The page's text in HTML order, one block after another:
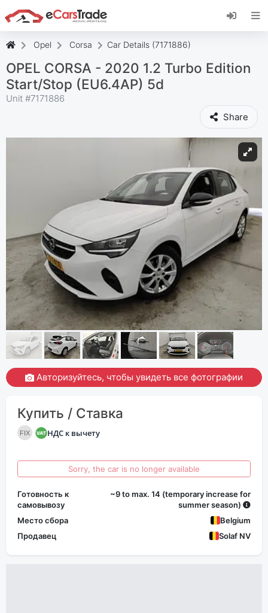
Установите веб-приложение eCarsTrade,
добавьте его на главный экран и получайте
Opel Corsa Car Details (7171886)
OPEL CORSA - 2020 1.2 Turbo Edition
Start/Stop (EU6.4AP) 5d
Unit #7171886
Share
Авторизуйтесь, чтобы увидеть все фотографии
Купить / Ставка
FIX НДС к вычету
Sorry, the car is no longer available
Готовность к
самовывозу
~9 to max. 14 (temporary increase for
summer season)
Место сбора
Belgium
Продавец
Solaf NV